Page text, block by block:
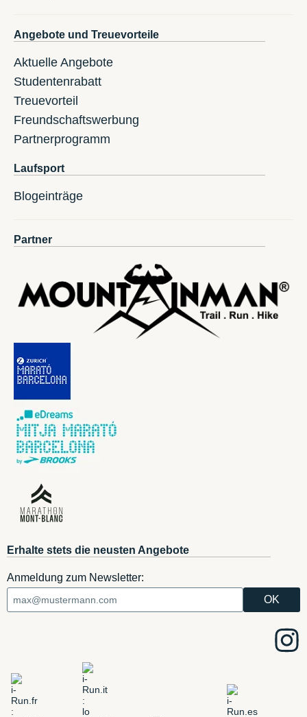
Angebote und Treuevorteile
Aktuelle Angebote
Studentenrabatt
Treuevorteil
Freundschaftswerbung
Partnerprogramm
Laufsport
Blogeinträge
Partner
Erhalte stets die neusten Angebote
Anmeldung zum Newsletter: